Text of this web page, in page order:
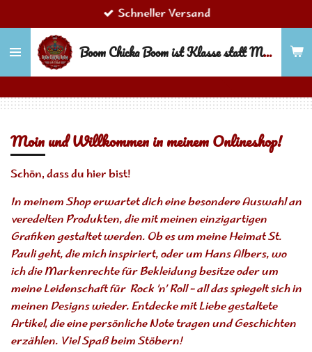
Hauptinhalt
springen
Boom Chicka Boom ist Klasse statt Masse!
Schneller Versand
Moin und Willkommen in meinem Onlineshop!
Schön, dass du hier bist!
In meinem Shop erwartet dich eine besondere Auswahl an
veredelten Produkten, die mit meinen einzigartigen
Grafiken gestaltet werden. Ob es um meine Heimat St.
Pauli geht, die mich inspiriert, oder um Hans Albers, wo
ich die Markenrechte für Bekleidung besitze oder um
meine Leidenschaft für Rock ’n’ Roll – all das spiegelt sich in
meinen Designs wieder. Entdecke mit Liebe gestaltete
Artikel, die eine persönliche Note tragen und Geschichten
erzählen. Viel Spaß beim Stöbern!